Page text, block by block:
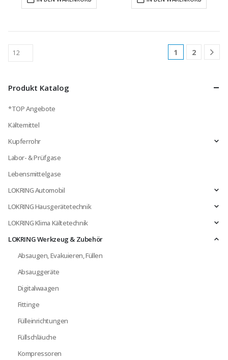
1 2
Produkt Katalog
*TOP Angebote
Kältemittel
Kupferrohr
Labor- & Prüfgase
Lebensmittelgase
LOKRING Automobil
LOKRING Hausgerätetechnik
LOKRING Klima Kältetechnik
LOKRING Werkzeug & Zubehör
Absaugen, Evakuieren, Füllen
Absauggeräte
Digitalwaagen
Fittinge
Fülleinrichtungen
Füllschläuche
Kompressoren